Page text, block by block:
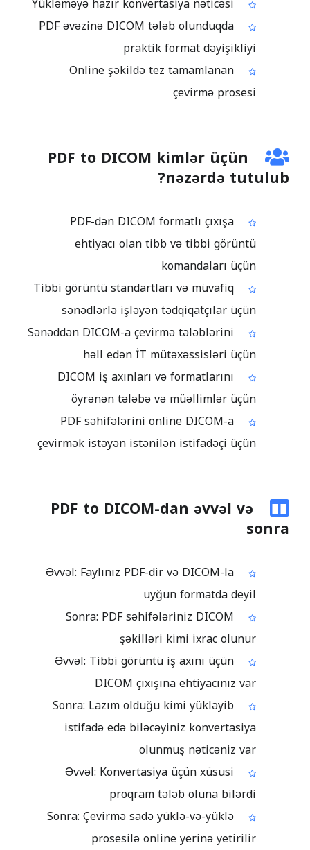
PDF əvəzinə DICOM tələb olunduqda
praktik format dəyişikliyi
Online şəkildə tez tamamlanan
çevirmə prosesi
PDF to DICOM kimlər üçün
nəzərdə tutulub?
PDF-dən DICOM formatlı çıxışa
ehtiyacı olan tibb və tibbi görüntü
komandaları üçün
Tibbi görüntü standartları və müvafiq
sənədlərlə işləyən tədqiqatçılar üçün
Sənəddən DICOM-a çevirmə tələblərini
həll edən İT mütəxəssisləri üçün
DICOM iş axınları və formatlarını
öyrənən tələbə və müəllimlər üçün
PDF səhifələrini online DICOM-a
çevirmək istəyən istənilən istifadəçi üçün
PDF to DICOM-dan əvvəl və
sonra
Əvvəl: Faylınız PDF-dir və DICOM-la
uyğun formatda deyil
Sonra: PDF səhifələriniz DICOM
şəkilləri kimi ixrac olunur
Əvvəl: Tibbi görüntü iş axını üçün
DICOM çıxışına ehtiyacınız var
Sonra: Lazım olduğu kimi yükləyib
istifadə edə biləcəyiniz konvertasiya
olunmuş nəticəniz var
Əvvəl: Konvertasiya üçün xüsusi
proqram tələb oluna bilərdi
Sonra: Çevirmə sadə yüklə-və-yüklə
prosesilə online yerinə yetirilir